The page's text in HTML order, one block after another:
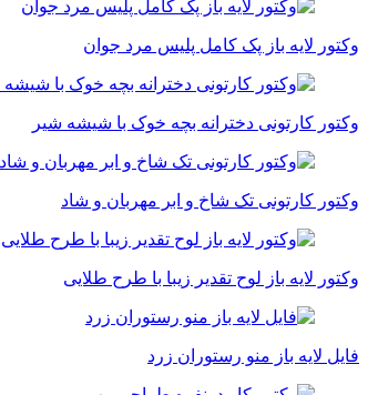
وکتور لایه باز پک کامل پلیس مرد جوان
وکتور کارتونی دخترانه بچه خوک با شیشه شیر
وکتور کارتونی تک شاخ و ابر مهربان و شاد
وکتور لایه باز لوح تقدیر زیبا با طرح طلایی
فایل لایه باز منو رستوران زرد